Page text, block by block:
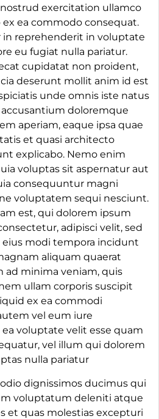
exercitation ullamco
ea commodo consequat.
in reprehenderit in voluptate
eu fugiat nulla pariatur.
cupidatat non proident,
deserunt mollit anim id est
unde omnis iste natus
doloremque
aperiam, eaque ipsa quae
et quasi architecto
explicabo. Nemo enim
voluptas sit aspernatur aut
consequuntur magni
voluptatem sequi nesciunt.
est, qui dolorem ipsum
adipisci velit, sed
modi tempora incidunt
aliquam quaerat
ad minima veniam, quis
ullam corporis suscipit
ex ea commodi
vel eum iure
voluptate velit esse quam
vel illum qui dolorem
nulla pariatur
dignissimos ducimus qui
voluptatum deleniti atque
et quas molestias excepturi